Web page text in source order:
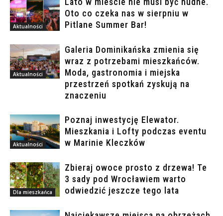
Aktualności
Oto co czeka nas w sierpniu w
Pitlane Summer Bar!
Aktualności
Galeria Dominikańska zmienia się
wraz z potrzebami mieszkańców.
Moda, gastronomia i miejska
przestrzeń spotkań zyskują na
znaczeniu
Aktualności
Poznaj inwestycję Elewator.
Mieszkania i Lofty podczas eventu
w Marinie Kleczków
Dla mieszkańca
Zbieraj owoce prosto z drzewa! Te
3 sady pod Wrocławiem warto
odwiedzić jeszcze tego lata